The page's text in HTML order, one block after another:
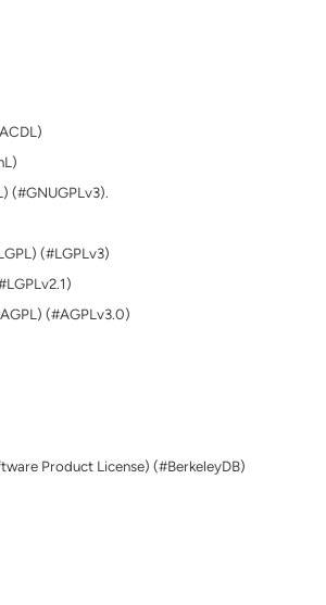
(#GNUGPLv3).
(#LGPLv3)
(#AGPLv3.0)
Product License) (#BerkeleyDB)